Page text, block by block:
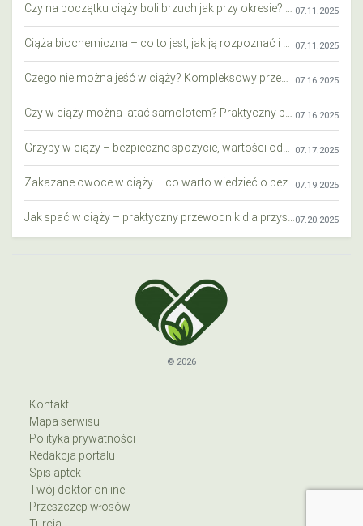
Czy na początku ciąży boli brzuch jak przy okresie? Wyjaśniamy objawy i różnice 07.11.2025
Ciąża biochemiczna – co to jest, jak ją rozpoznać i co warto wiedzieć? 07.11.2025
Czego nie można jeść w ciąży? Kompleksowy przewodnik dla przyszłych mam 07.16.2025
Czy w ciąży można latać samolotem? Praktyczny przewodnik dla przyszłych mam 07.16.2025
Grzyby w ciąży – bezpieczne spożycie, wartości odżywcze i zagrożenia 07.17.2025
Zakazane owoce w ciąży – co warto wiedzieć o bezpieczeństwie diety przyszłej mamy?07.19.2025
Jak spać w ciąży – praktyczny przewodnik dla przyszłych mam07.20.2025
© 2026
Kontakt
Mapa serwisu
Polityka prywatności
Redakcja portalu
Spis aptek
Twój doktor online
Przeszczep włosów